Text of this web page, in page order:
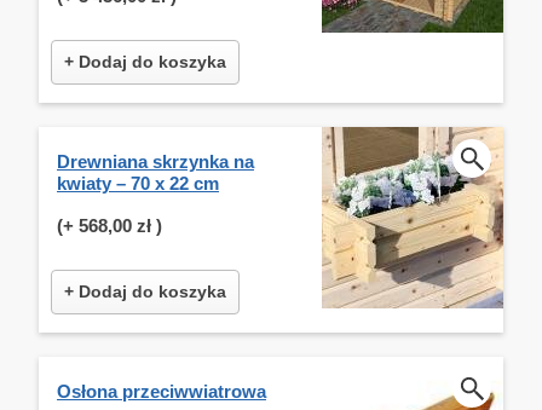
+ Dodaj do koszyka
Drewniana skrzynka na
kwiaty – 70 x 22 cm
(+ 568,00 zł )
+ Dodaj do koszyka
Osłona przeciwwiatrowa